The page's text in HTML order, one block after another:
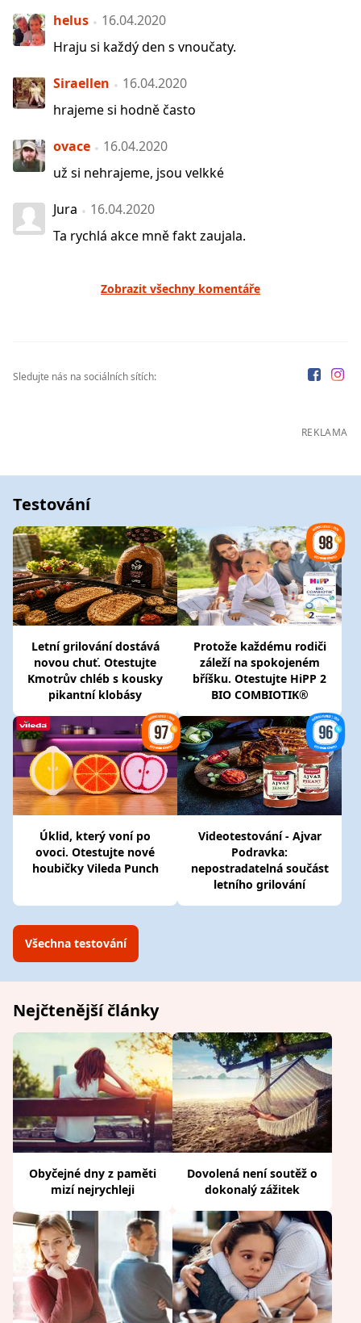
helus
16.04.2020
Hraju si každý den s vnoučaty.
Siraellen
16.04.2020
hrajeme si hodně často
ovace
16.04.2020
už si nehrajeme, jsou velkké
Jura
16.04.2020
Ta rychlá akce mně fakt zaujala.
Zobrazit všechny komentáře
Sledujte nás na sociálních sítích:
REKLAMA
Testování
Letní grilování dostává
novou chuť. Otestujte
Kmotrův chléb s kousky
pikantní klobásy
Protože každému rodiči
záleží na spokojeném
bříšku. Otestujte HiPP 2
BIO COMBIOTIK®
Úklid, který voní po
ovoci. Otestujte nové
houbičky Vileda Punch
Videotestování - Ajvar
Podravka:
nepostradatelná součást
letního grilování
Všechna testování
Nejčtenější články
Obyčejné dny z paměti
mizí nejrychleji
Dovolená není soutěž o
dokonalý zážitek